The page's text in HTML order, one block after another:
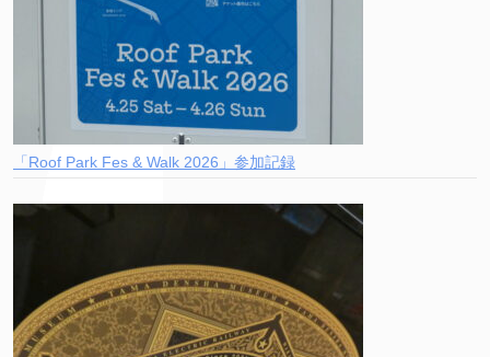
「Roof Park Fes & Walk 2026」参加記録